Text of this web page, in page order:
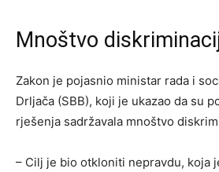
Mnoštvo
Zakon je pojasnio ministar rada i
Drljača (SBB), koji je ukazao da su
rješenja sadržavala mnoštvo
– Cilj je bio otkloniti nepravdu, koja